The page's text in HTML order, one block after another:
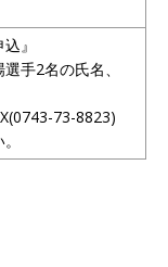
』
手2名の氏名、
73-8823)